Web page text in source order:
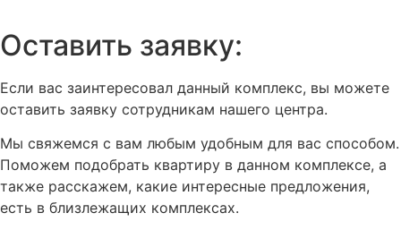
Оставить заявку:
Если вас заинтересовал данный комплекс, вы можете
оставить заявку сотрудникам нашего центра.
Мы свяжемся с вам любым удобным для вас способом.
Поможем подобрать квартиру в данном комплексе, а
также расскажем, какие интересные предложения,
есть в близлежащих комплексах.